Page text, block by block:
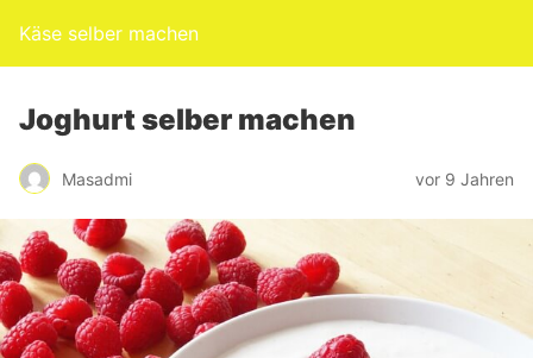
Käse selber machen
Joghurt selber machen
Masadmi vor 9 Jahren